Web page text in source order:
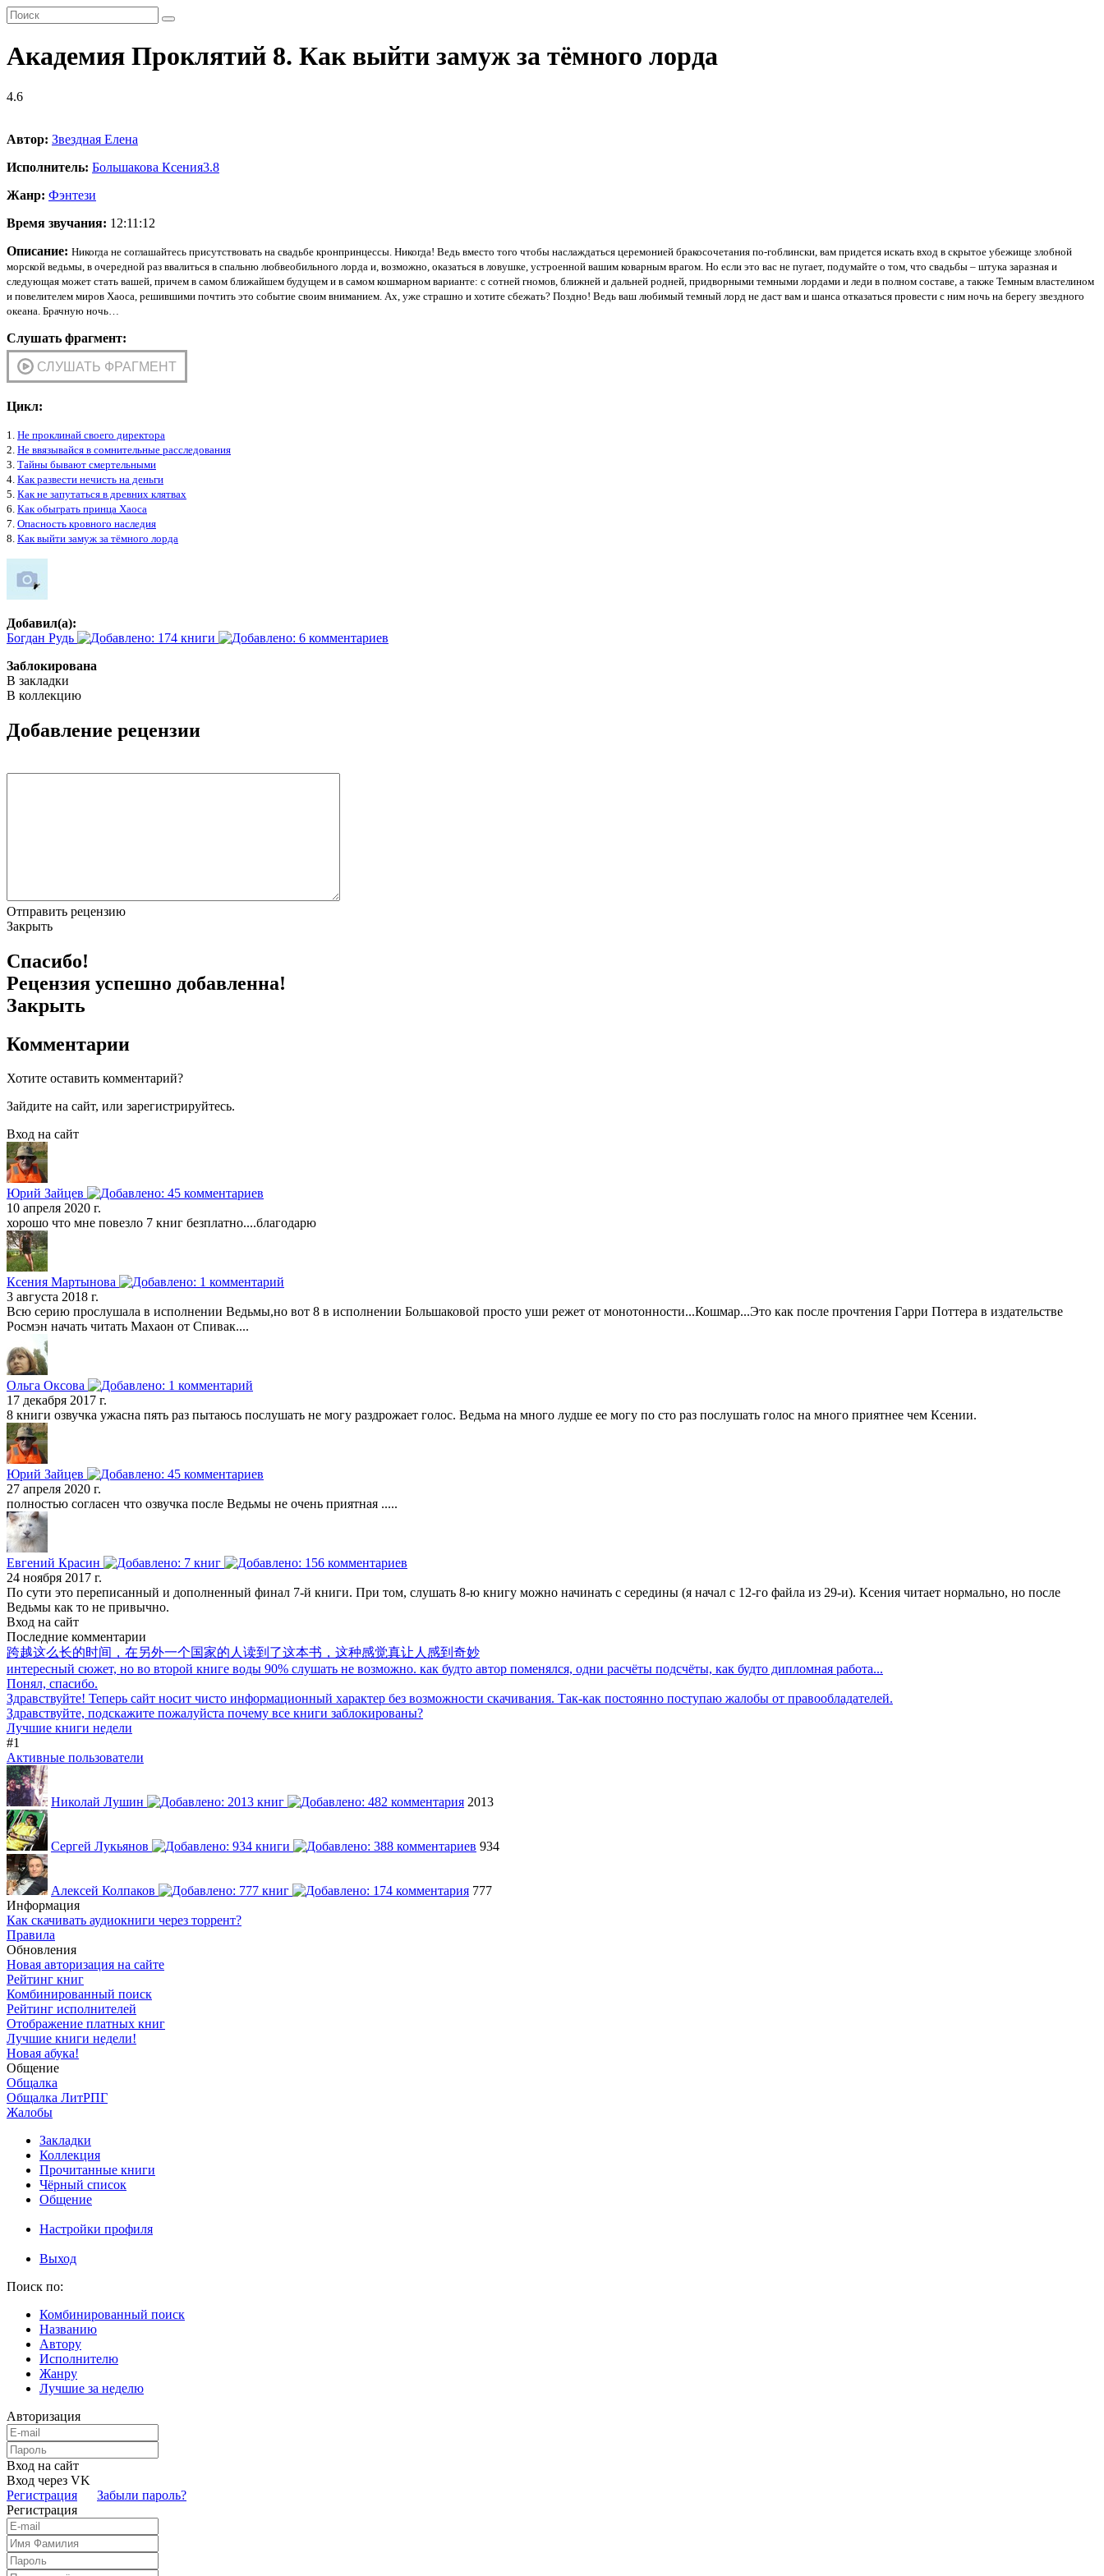
Академия Проклятий 8. Как выйти замуж за тёмного лорда
4.6
Автор: Звездная Елена
Исполнитель: Большакова Ксения3.8
Жанр: Фэнтези
Время звучания: 12:11:12
Описание: Никогда не соглашайтесь присутствовать на свадьбе кронпринцессы. Никогда! Ведь вместо того чтобы наслаждаться церемонией бракосочетания по-гоблински, вам придется искать вход в скрытое убежище злобной
морской ведьмы, в очередной раз ввалиться в спальню любвеобильного лорда и, возможно, оказаться в ловушке, устроенной вашим коварным врагом. Но если это вас не пугает, подумайте о том, что свадьбы – штука заразная и
следующая может стать вашей, причем в самом ближайшем будущем и в самом кошмарном варианте: с сотней гномов, ближней и дальней родней, придворными темными лордами и леди в полном составе, а также Темным властелином
и повелителем миров Хаоса, решившими почтить это событие своим вниманием. Ах, уже страшно и хотите сбежать? Поздно! Ведь ваш любимый темный лорд не даст вам и шанса отказаться провести с ним ночь на берегу звездного
океана. Брачную ночь…
Слушать фрагмент:
Цикл:
1. Не проклинай своего директора
2. Не ввязывайся в сомнительные расследования
3. Тайны бывают смертельными
4. Как развести нечисть на деньги
5. Как не запутаться в древних клятвах
6. Как обыграть принца Хаоса
7. Опасность кровного наследия
8. Как выйти замуж за тёмного лорда
Добавил(а):
Богдан Рудь
Заблокирована
В закладки
В коллекцию
Добавление рецензии
Отправить рецензию
Закрыть
Спасибо!
Рецензия успешно добавленна!
Закрыть
Комментарии
Хотите оставить комментарий?
Зайдите на сайт, или зарегистрируйтесь.
Вход на сайт
Юрий Зайцев
10 апреля 2020 г.
хорошо что мне повезло 7 книг безплатно....благодарю
Ксения Мартынова
3 августа 2018 г.
Всю серию прослушала в исполнении Ведьмы,но вот 8 в исполнении Большаковой просто уши режет от монотонности...Кошмар...Это как после прочтения Гарри Поттера в издательстве
Росмэн начать читать Махаон от Спивак....
Ольга Оксова
17 декабря 2017 г.
8 книги озвучка ужасна пять раз пытаюсь послушать не могу раздрожает голос. Ведьма на много лудше ее могу по сто раз послушать голос на много приятнее чем Ксении.
Юрий Зайцев
27 апреля 2020 г.
полностью согласен что озвучка после Ведьмы не очень приятная .....
Евгений Красин
24 ноября 2017 г.
По сути это переписанный и дополненный финал 7-й книги. При том, слушать 8-ю книгу можно начинать с середины (я начал с 12-го файла из 29-и). Ксения читает нормально, но после
Ведьмы как то не привычно.
Вход на сайт
Последние комментарии
跨越这么长的时间，在另外一个国家的人读到了这本书，这种感觉真让人感到奇妙
интересный сюжет, но во второй книге воды 90% слушать не возможно. как будто автор поменялся, одни расчёты подсчёты, как будто дипломная работа...
Понял, спасибо.
Здравствуйте! Теперь сайт носит чисто информационный характер без возможности скачивания. Так-как постоянно поступаю жалобы от правообладателей.
Здравствуйте, подскажите пожалуйста почему все книги заблокированы?
Лучшие книги недели
#1
Активные пользователи
Николай Лушин 2013
Сергей Лукьянов 934
Алексей Колпаков
777
Информация
Как скачивать аудиокниги через торрент?
Правила
Обновления
Новая авторизация на сайте
Рейтинг книг
Комбинированный поиск
Рейтинг исполнителей
Отображение платных книг
Лучшие книги недели!
Новая абука!
Общение
Общалка
Общалка ЛитРПГ
Жалобы
Закладки
Коллекция
Прочитанные книги
Чёрный список
Общение
Настройки профиля
Выход
Поиск по:
Комбинированный поиск
Названию
Автору
Исполнителю
Жанру
Лучшие за неделю
Авторизация
Вход на сайт
Вход через VK
Регистрация
Забыли пароль?
Регистрация